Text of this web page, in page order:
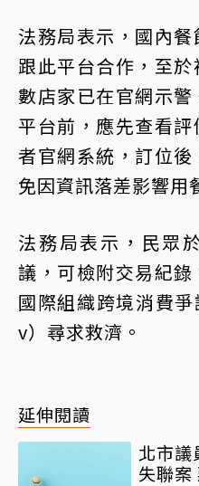
法務局表示，國內
跟此平台合作，至
數店家已在官網示
平台前，應先查看
者官網系統，訂位
免因資訊落差影響用
法務局表示，民眾
議，可檢附交易紀
國際組織跨境消費
v）尋求救濟。
延伸閱讀
北市議
失聯案